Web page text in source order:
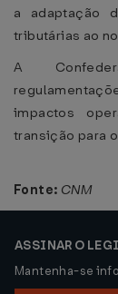
a adaptação
tributárias ao
A
impactos
transição para
Fonte: CNM
ASSINAR O
Mantenha-se